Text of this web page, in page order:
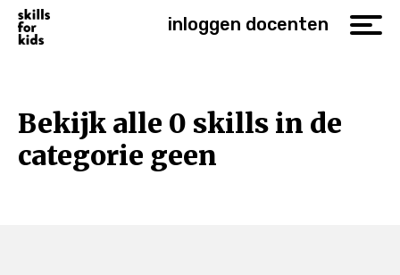
inloggen docenten
Bekijk alle 0 skills in de
categorie geen